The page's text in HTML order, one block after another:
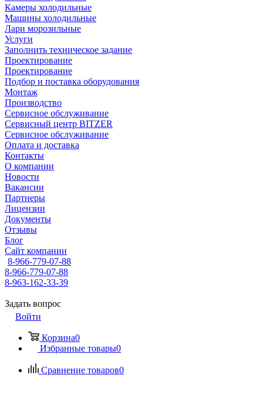
Камеры холодильные
Машины холодильные
Лари морозильные
Услуги
Заполнить техническое задание
Проектирование
Проектирование
Подбор и поставка оборудования
Монтаж
Производство
Сервисное обслуживание
Сервисный центр BITZER
Сервисное обслуживание
Оплата и доставка
Контакты
О компании
Новости
Вакансии
Партнеры
Лицензии
Документы
Отзывы
Блог
Сайт компании
8-966-779-07-88
8-966-779-07-88
8-963-162-33-39
Задать вопрос
Войти
Корзина0
Избранные товары0
Сравнение товаров0